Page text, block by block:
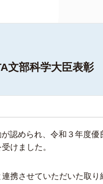
文部科学大臣表彰
認められ、令和３年度優
けました。
連携させていただいた取り